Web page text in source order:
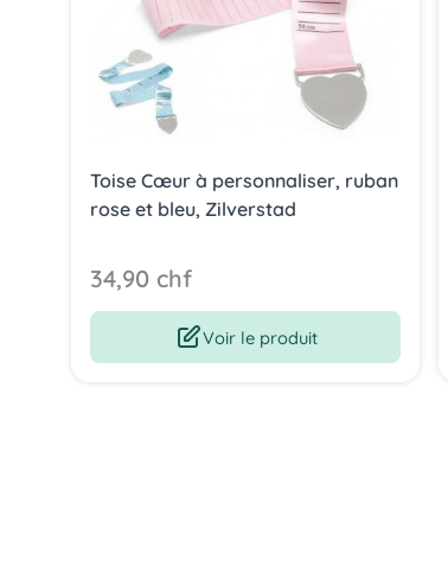
Toise Cœur à personnaliser, ruban
rose et bleu, Zilverstad
34,90 chf
Voir le produit